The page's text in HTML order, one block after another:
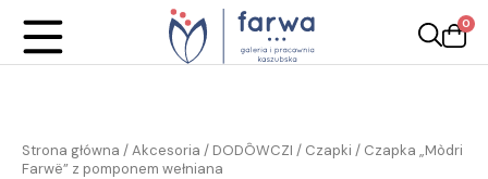
0
Strona główna /Akcesoria / DODÔWCZI / Czapki / Czapka „Mòdri
Farwë” z pomponem wełniana